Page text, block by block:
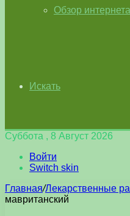
Обзор интернета
Искать
Суббота , 8 Август 2026
Войти
Switch skin
Главная/Лекарственные
мавританский